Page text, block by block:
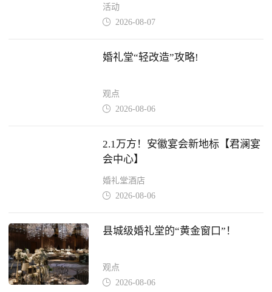
活动
 2026-08-07
婚礼堂“轻改造”攻略!
观点
 2026-08-06
2.1万方！安徽宴会新地标【君澜宴
会中心】
婚礼堂酒店
 2026-08-06
县城级婚礼堂的“黄金窗口”！
观点
 2026-08-06